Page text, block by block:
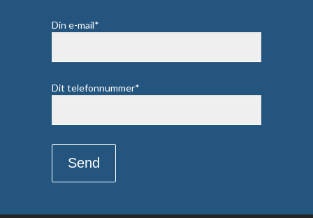
Din e-mail*
Dit telefonnummer*